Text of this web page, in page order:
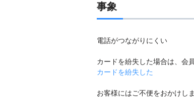
事象
電話がつながりにくい
カードを紛失した場合は、会
カードを紛失した
お客様にはご不便をおかけし